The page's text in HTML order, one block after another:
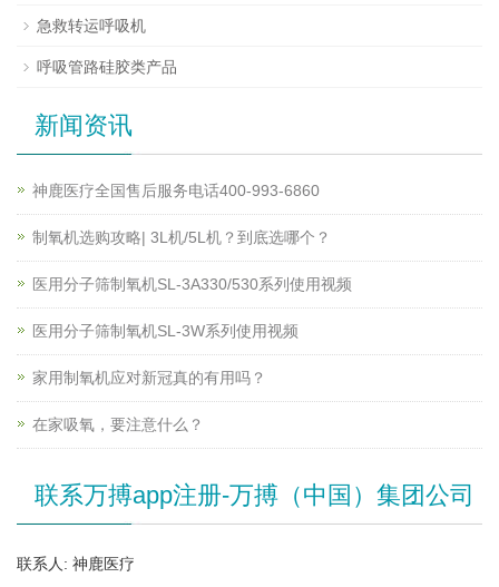
急救转运呼吸机
呼吸管路硅胶类产品
新闻资讯
神鹿医疗全国售后服务电话400-993-6860
制氧机选购攻略| 3L机/5L机？到底选哪个？
医用分子筛制氧机SL-3A330/530系列使用视频
医用分子筛制氧机SL-3W系列使用视频
家用制氧机应对新冠真的有用吗？
在家吸氧，要注意什么？
联系万搏app注册-万搏（中国）集团公司
联系人: 神鹿医疗